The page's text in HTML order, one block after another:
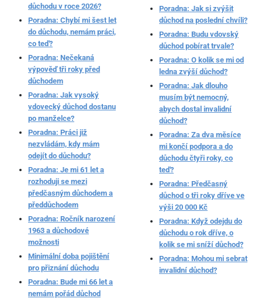
důchodu v roce 2026?
Poradna: Chybí mi šest let
do důchodu, nemám práci,
co teď?
Poradna: Nečekaná
výpověď tři roky před
důchodem
Poradna: Jak vysoký
vdovecký důchod dostanu
po manželce?
Poradna: Práci již
nezvládám, kdy mám
odejít do důchodu?
Poradna: Je mi 61 let a
rozhoduji se mezi
předčasným důchodem a
předdůchodem
Poradna: Ročník narození
1963 a důchodové
možnosti
Minimální doba pojištění
pro přiznání důchodu
Poradna: Bude mi 66 let a
nemám pořád důchod
Poradna: Jak si zvýšit
důchod na poslední chvíli?
Poradna: Budu vdovský
důchod pobírat trvale?
Poradna: O kolik se mi od
ledna zvýší důchod?
Poradna: Jak dlouho
musím být nemocný,
abych dostal invalidní
důchod?
Poradna: Za dva měsíce
mi končí podpora a do
důchodu čtyři roky, co
teď?
Poradna: Předčasný
důchod o tři roky dříve ve
výši 20 000 Kč
Poradna: Když odejdu do
důchodu o rok dříve, o
kolik se mi sníží důchod?
Poradna: Mohou mi sebrat
invalidní důchod?